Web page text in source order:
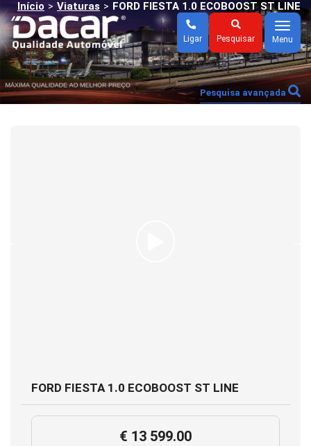
Pesquisar
Ligar
Menu
Menu
Início > Viaturas > FORD FIESTA 1.0 ECOBOOST ST LINE
Pesquisa avançada
FORD FIESTA 1.0 ECOBOOST ST LINE
€ 13 599.00